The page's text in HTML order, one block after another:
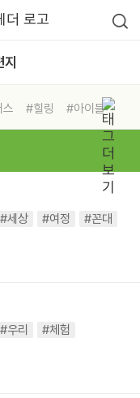
#힐링
#아이들
#세상 #여정
#꼰대
#우리
#체험